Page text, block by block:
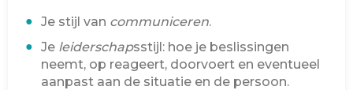
Je stijl van communiceren.
Je leiderschapsstijl: hoe je beslissingen
neemt, op reageert, doorvoert en eventueel
aanpast aan de situatie en de persoon.